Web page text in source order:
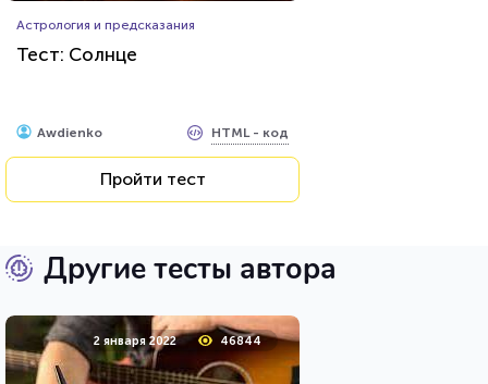
Астрология и предсказания
Тест: Солнце
Awdienko HTML - код
Пройти тест
Другие тесты автора
2 января 2022 46844